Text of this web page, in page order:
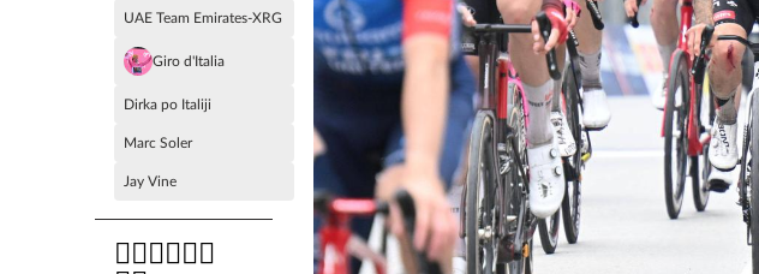
UAE Team Emirates-XRG
Giro d'Italia
Dirka po Italiji
Marc Soler
Jay Vine